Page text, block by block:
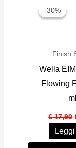
-30%
-30%
Finish
Wella
Flowing
€17,90